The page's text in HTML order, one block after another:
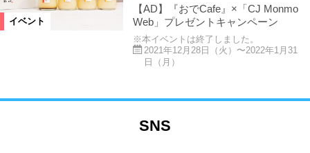
イベント
【AD】『おでCafe』×「CJ Monmo
Web」プレゼントキャンペーン
※本イベントは終了しました。
2021年12月28日（火）〜2022年1月31
日（月）
SNS